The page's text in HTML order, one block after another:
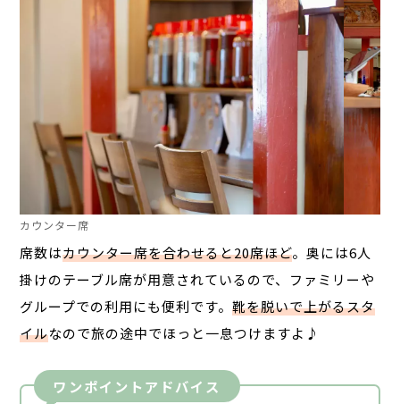
カウンター席
席数はカウンター席を合わせると20席ほど。奥には6人
掛けのテーブル席が用意されているので、ファミリーや
グループでの利用にも便利です。靴を脱いで上がるスタ
イルなので旅の途中でほっと一息つけますよ♪
ワンポイントアドバイス